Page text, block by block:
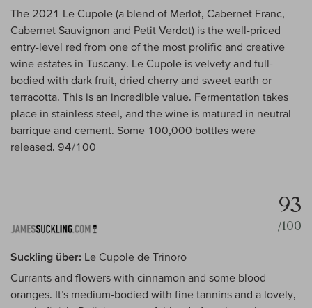
The 2021 Le Cupole (a blend of Merlot, Cabernet Franc,
Cabernet Sauvignon and Petit Verdot) is the well-priced
entry-level red from one of the most prolific and creative
wine estates in Tuscany. Le Cupole is velvety and full-
bodied with dark fruit, dried cherry and sweet earth or
terracotta. This is an incredible value. Fermentation takes
place in stainless steel, and the wine is matured in neutral
barrique and cement. Some 100,000 bottles were
released. 94/100
93
/100
Suckling über: Le Cupole de Trinoro
Currants and flowers with cinnamon and some blood
oranges. It’s medium-bodied with fine tannins and a lovely,